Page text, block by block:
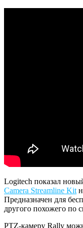
Logitech показал
Camera Streamline Kit
Предназначен для
другого похожего по
PTZ-камеру Rally